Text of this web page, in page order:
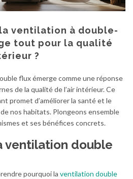
ventilation à double-
tout pour la qualité
?
flux émerge comme une réponse
de la qualité de l’air intérieur. Ce
promet d’améliorer la santé et le
nos habitats. Plongeons ensemble
et ses bénéfices concrets.
ventilation double
pourquoi la ventilation double